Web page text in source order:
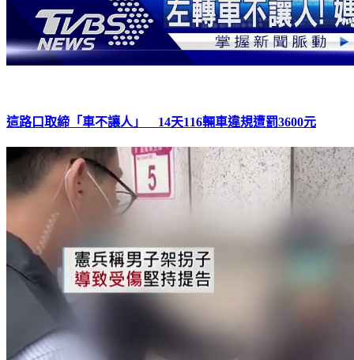
這路口取締「車不讓人」 14天116輛車違規遭罰3600元